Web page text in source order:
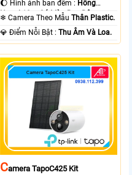
🌔 Hình ảnh ban đêm : Hồng
Ngoại 10m Có Màu Ban Ðêm.
❄ Camera Theo MẫuThân Plastic.
️💎 Điểm Nỗi Bật :Thu Âm Và Loa.
CAmera TapoC425 Kit